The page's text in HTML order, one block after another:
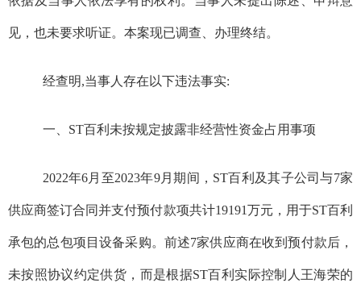
见，也未要求听证。 本案现已调查、办理终结。
经查明,当事人存在以下违法事实:
一、ST百利未按规定披露非经营性资金占用事项
2022年6月至2023年9月期间，ST百利及其子公司与7家
供应商签订合同并支付预付款项共计19191万元，用于ST百利
承包的总包项目设备采购。前述7家供应商在收到预付款后，
未按照协议约定供货，而是根据ST百利实际控制人王海荣的